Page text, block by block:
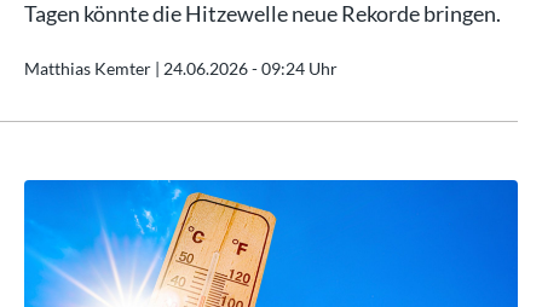
Tagen könnte die Hitzewelle neue Rekorde bringen.
Matthias Kemter | 24.06.2026 - 09:24 Uhr